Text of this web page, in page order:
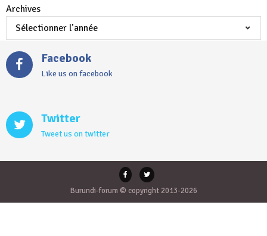
Archives
Facebook
Like us on facebook
Twitter
Tweet us on twitter
Burundi-forum © copyright 2013-2026